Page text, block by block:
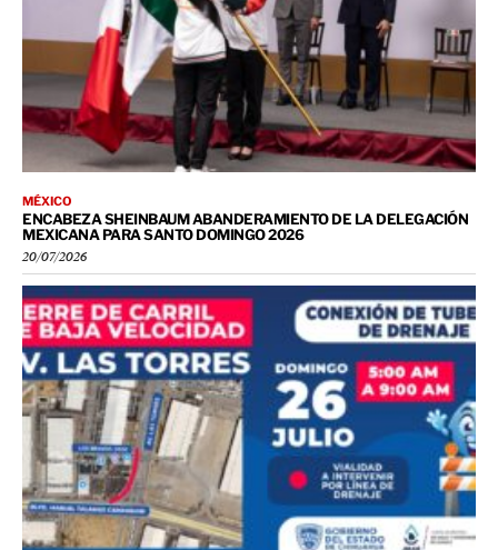
MÉXICO
ENCABEZA SHEINBAUM ABANDERAMIENTO DE LA DELEGACIÓN
MEXICANA PARA SANTO DOMINGO 2026
20/07/2026